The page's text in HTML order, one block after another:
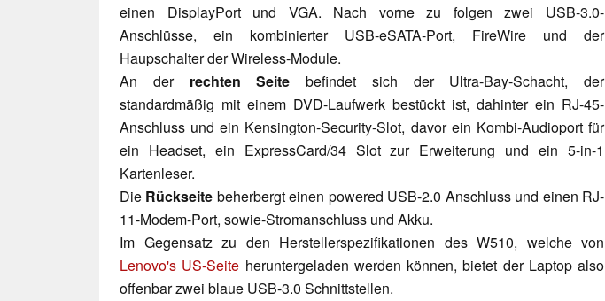
einen DisplayPort und VGA. Nach vorne zu folgen zwei USB-3.0-
Anschlüsse, ein kombinierter USB-eSATA-Port, FireWire und der
Haupschalter der Wireless-Module.
An der rechten Seite befindet sich der Ultra-Bay-Schacht, der
standardmäßig mit einem DVD-Laufwerk bestückt ist, dahinter ein RJ-45-
Anschluss und ein Kensington-Security-Slot, davor ein Kombi-Audioport für
ein Headset, ein ExpressCard/34 Slot zur Erweiterung und ein 5-in-1
Kartenleser.
Die Rückseite beherbergt einen powered USB-2.0 Anschluss und einen RJ-
11-Modem-Port, sowie-Stromanschluss und Akku.
Im Gegensatz zu den Herstellerspezifikationen des W510, welche von
Lenovo's US-Seite heruntergeladen werden können, bietet der Laptop also
offenbar zwei blaue USB-3.0 Schnittstellen.